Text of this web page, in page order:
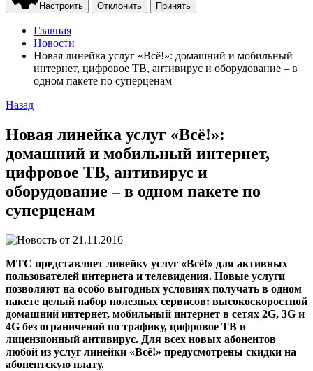
Настроить Отклонить Принять
Главная
Новости
Новая линейка услуг «Всё!»: домашний и мобильный
интернет, цифровое ТВ, антивирус и оборудование – в
одном пакете по суперценам
Назад
Новая линейка услуг «Всё!»:
домашний и мобильный интернет,
цифровое ТВ, антивирус и
оборудование – в одном пакете по
суперценам
21.11.2016
МТС представляет линейку услуг «Всё!» для активных
пользователей интернета и телевидения. Новые услуги
позволяют на особо выгодных условиях получать в одном
пакете целый набор полезных сервисов: высокоскоростной
домашний интернет, мобильный интернет в сетях 2G, 3G и
4G без ограничений по трафику, цифровое ТВ и
лицензионный антивирус. Для всех новых абонентов
любой из услуг линейки «Всё!» предусмотрены скидки на
абонентскую плату.